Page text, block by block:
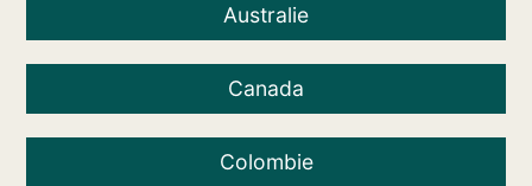
Australie
Canada
Colombie